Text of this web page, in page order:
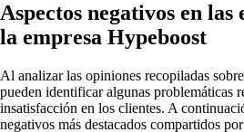
Aspectos negativos en las
la empresa Hypeboost
Al analizar las opiniones recopiladas
pueden identificar algunas problemáticas
insatisfacción en los clientes. A
negativos más destacados compartidos